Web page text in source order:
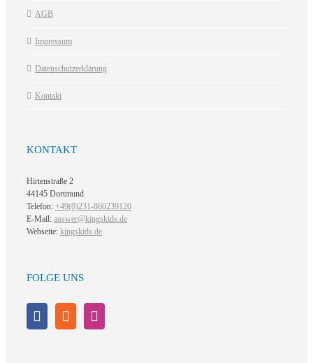
AGB
Impressum
Datenschutzerklärung
Kontakt
KONTAKT
Hirtenstraße 2
44145 Dortmund
Telefon: +49(0)231-860239120
E-Mail: answer@kingskids.de
Webseite: kingskids.de
FOLGE UNS